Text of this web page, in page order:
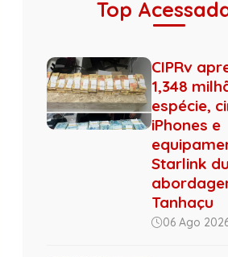
Top
CIPRv
1,348
espécie,
iPhones e
Starlink
Tanhaçu
06 Ago